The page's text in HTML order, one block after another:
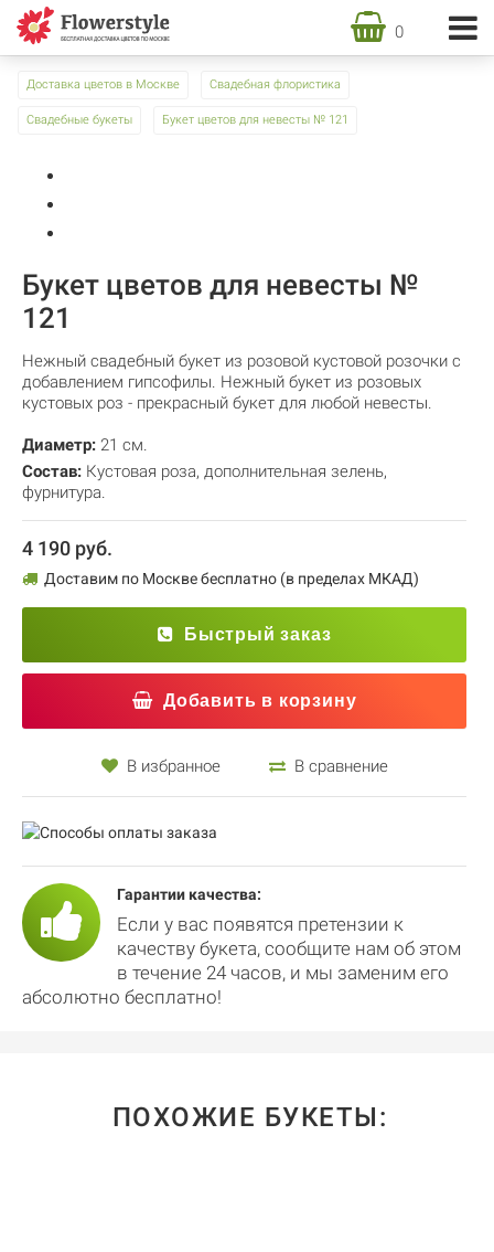
0
Доставка цветов в Москве Свадебная флористика
Свадебные букеты Букет цветов для невесты № 121
Букет цветов для невесты №
121
Нежный свадебный букет из розовой кустовой розочки с
добавлением гипсофилы. Нежный букет из розовых
кустовых роз - прекрасный букет для любой невесты.
Диаметр: 21 см.
Состав: Кустовая роза, дополнительная зелень,
фурнитура.
4 190 руб.
Доставим по Москве бесплатно (в пределах МКАД)
Быстрый заказ
Добавить в корзину
В избранное В сравнение
Гарантии качества:
Если у вас появятся претензии к
качеству букета, сообщите нам об этом
в течение 24 часов, и мы заменим его
абсолютно бесплатно!
ПОХОЖИЕ БУКЕТЫ: